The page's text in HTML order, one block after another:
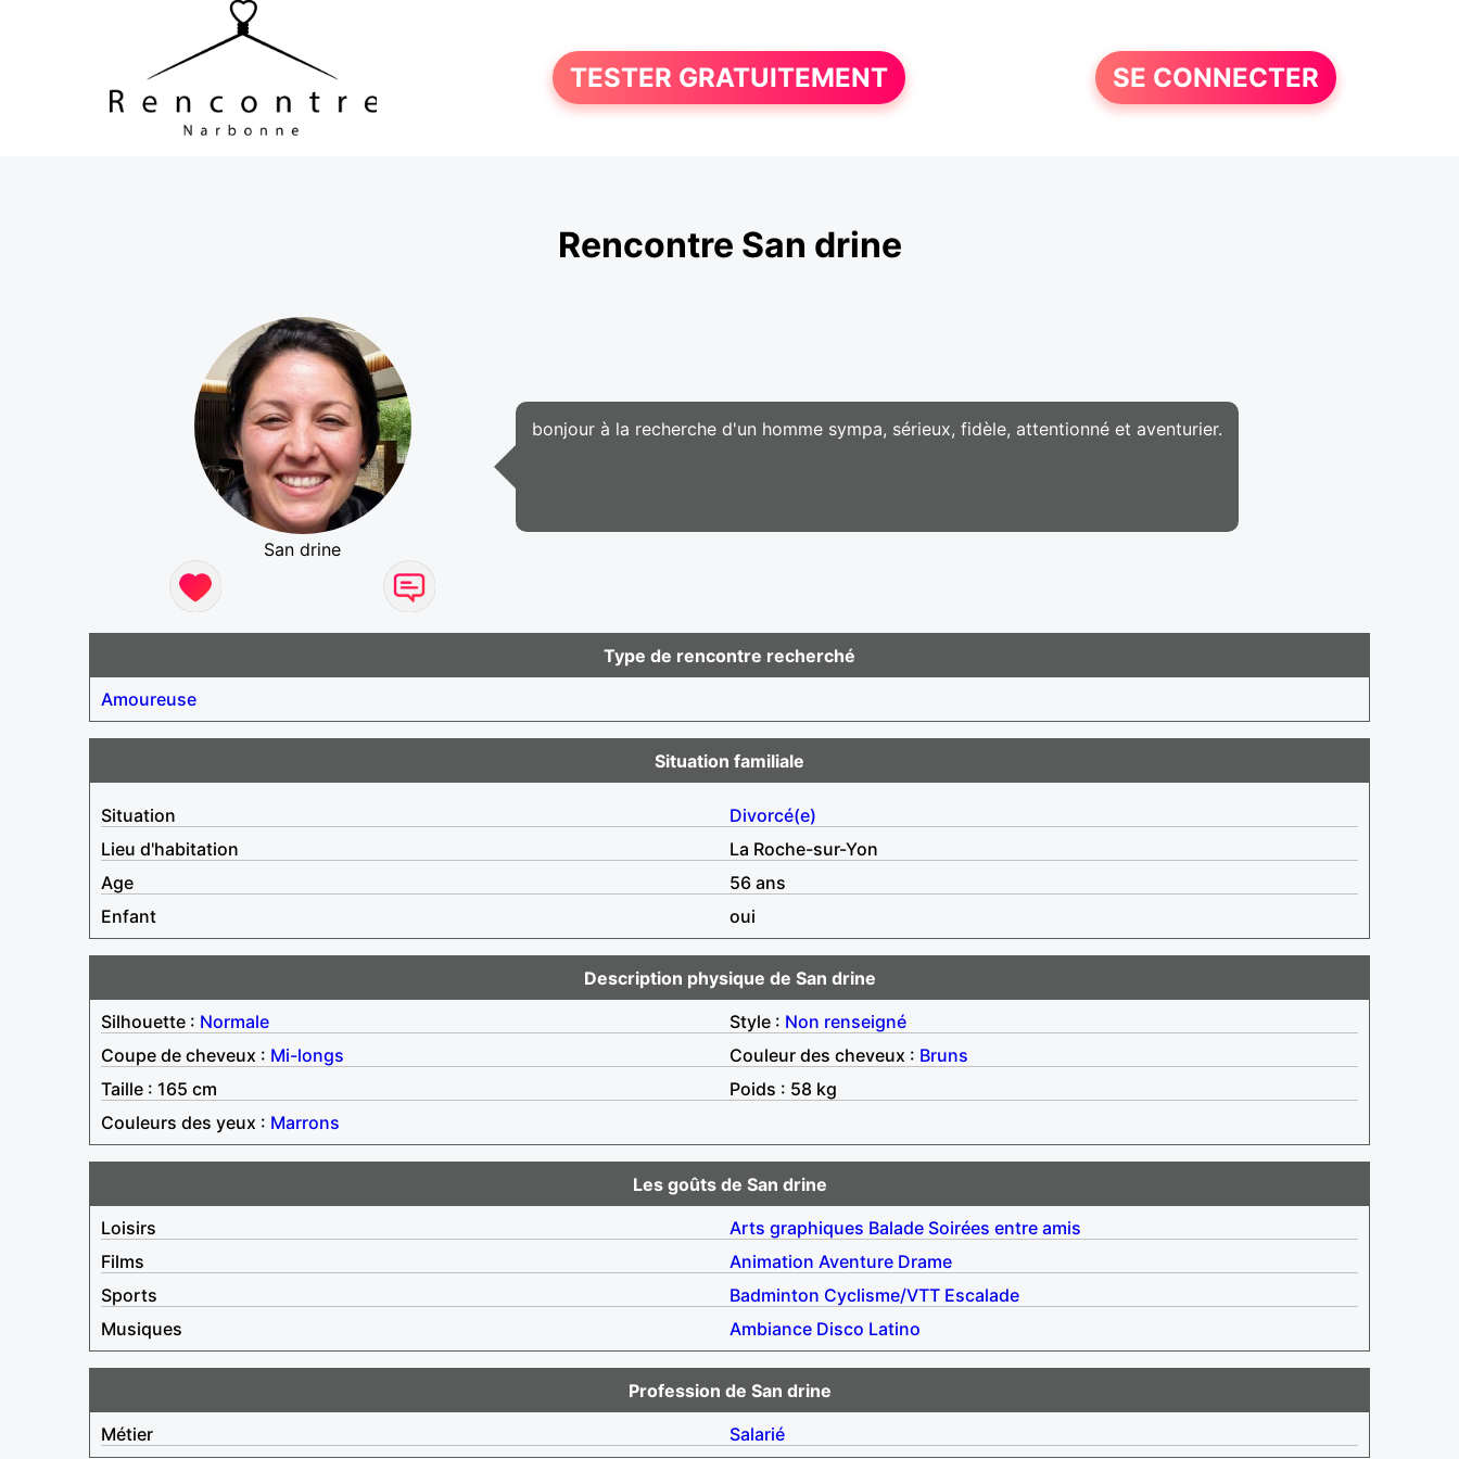
TESTER GRATUITEMENT SE CONNECTER
Rencontre San drine
San drine
bonjour à la recherche d'un homme sympa, sérieux, fidèle, attentionné et aventurier.
Type de rencontre recherché
Amoureuse
Situation familiale
Situation
Divorcé(e)
Lieu d'habitation
La Roche-sur-Yon
Age
56 ans
Enfant
oui
Description physique de San drine
Silhouette : Normale Style : Non renseigné
Coupe de cheveux : Mi-longs Couleur des cheveux : Bruns
Taille : 165 cm
Poids : 58 kg
Couleurs des yeux : Marrons
Les goûts de San drine
Loisirs
Arts graphiques Balade Soirées entre amis
Films
Animation Aventure Drame
Sports
Badminton Cyclisme/VTT Escalade
Musiques
Ambiance Disco Latino
Profession de San drine
Métier
Salarié